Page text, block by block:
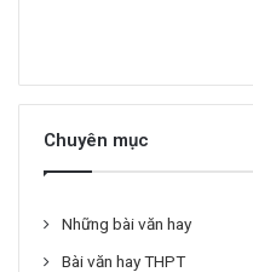
Chuyên mục
Những bài văn hay
Bài văn hay THPT